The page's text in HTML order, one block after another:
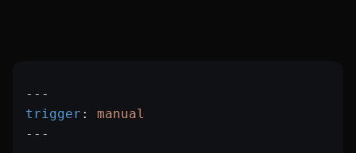
---
trigger : manual
---